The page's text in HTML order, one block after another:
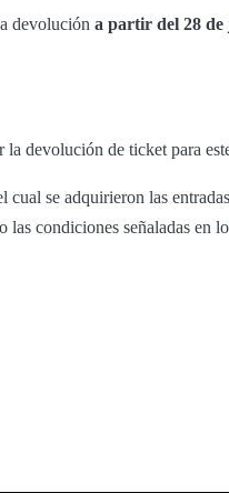
devolución a partir del 28 de
devolución de ticket para
se adquirieron las
las condiciones señaladas en